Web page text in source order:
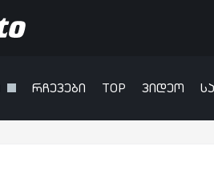
რჩევები TOP ვიდეო